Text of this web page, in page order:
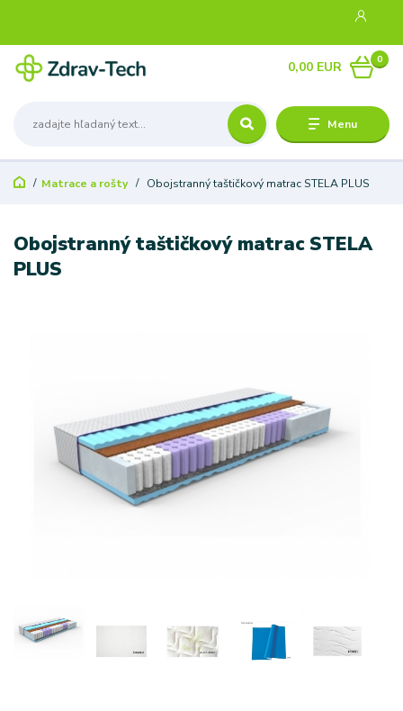
Menu
0
0,00 EUR
Matrace a rošty Obojstranný taštičkový matrac STELA PLUS
Obojstranný taštičkový matrac STELA
PLUS